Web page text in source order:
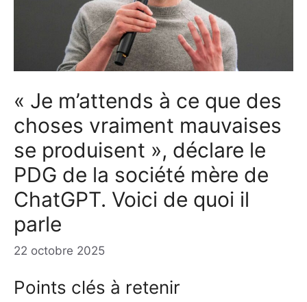
« Je m’attends à ce que des
choses vraiment mauvaises
se produisent », déclare le
PDG de la société mère de
ChatGPT. Voici de quoi il
parle
22 octobre 2025
Points clés à retenir